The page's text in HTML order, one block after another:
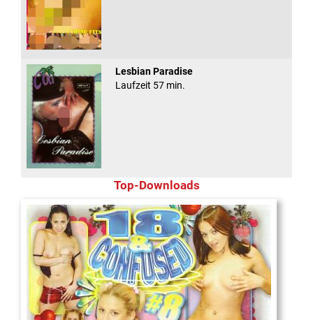
Lesbian Paradise
Laufzeit 57 min.
Top-Downloads